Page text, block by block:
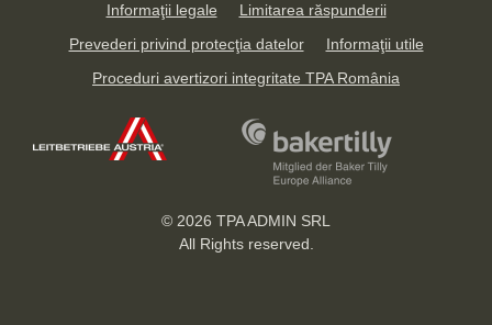
Informaţii legale
Limitarea răspunderii
Prevederi privind protecţia datelor
Informaţii utile
Proceduri avertizori integritate TPA România
© 2026 TPA ADMIN SRL
All Rights reserved.